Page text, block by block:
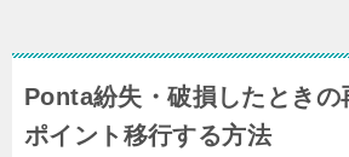
Ponta紛失・破損したときの
ポイント移行する方法